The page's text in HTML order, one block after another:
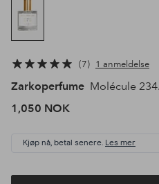
7 1 anmeldelse
Zarkoperfume Molécule
1,050 NOK
Kjøp nå, betal senere. Les mer